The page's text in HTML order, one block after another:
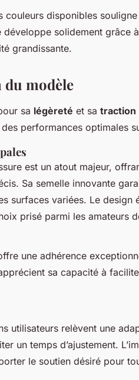
couleurs disponibles
solidement grâce
grandissante.
du modèle
sa légèreté et sa traction
performances optimales
est un atout majeur,
Sa semelle innovante
surfaces variées. Le design
prisé parmi les amateurs
une adhérence
sa capacité à
utilisateurs relèvent une
un temps d’ajustement.
le soutien désiré pour